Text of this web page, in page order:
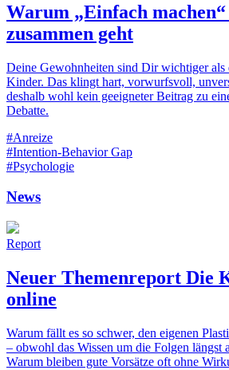
Warum „Einfach
zusammen geht
Deine Gewohnheiten sind Dir wichtiger
Kinder. Das klingt hart, vorwurfsvoll,
deshalb wohl kein geeigneter Beitrag zu
Debatte.
#Anreize
#Intention-Behavior Gap
#Psychologie
News
Report
Neuer Themenreport Die
online
Warum fällt es so schwer, den eigenen
– obwohl das Wissen um die Folgen längst
Warum bleiben gute Vorsätze oft ohne